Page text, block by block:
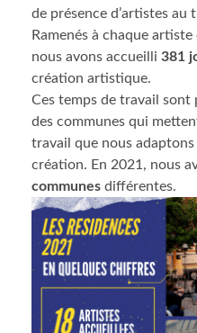
de présence d’artistes
Ramenés à chaque
nous avons accueilli 381
création artistique.
Ces temps de travail sont
des communes qui
travail que nous adaptons
création. En 2021, nous
communes différentes.